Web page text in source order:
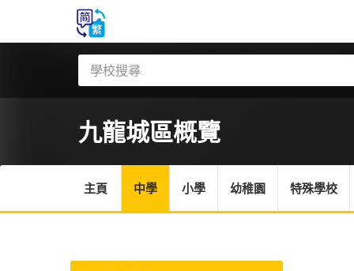
九龍城區概覽
主頁 中學 小學 幼稚園 特殊學校